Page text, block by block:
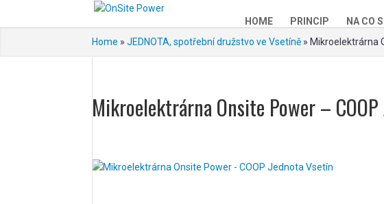
HOME PRINCIP NA CO
Home »JEDNOTA, spotřební družstvo ve Vsetíně » Mikroelektrárna
Mikroelektrárna Onsite Power –